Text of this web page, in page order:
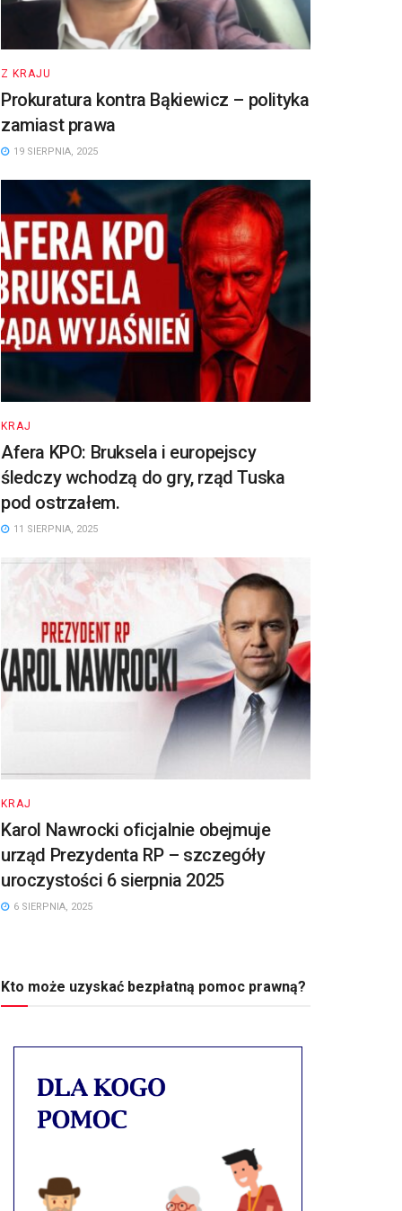
Z KRAJU
Prokuratura kontra Bąkiewicz – polityka
zamiast prawa
19 SIERPNIA, 2025
KRAJ
Afera KPO: Bruksela i europejscy
śledczy wchodzą do gry, rząd Tuska
pod ostrzałem.
11 SIERPNIA, 2025
KRAJ
Karol Nawrocki oficjalnie obejmuje
urząd Prezydenta RP – szczegóły
uroczystości 6 sierpnia 2025
6 SIERPNIA, 2025
Kto może uzyskać bezpłatną pomoc prawną?